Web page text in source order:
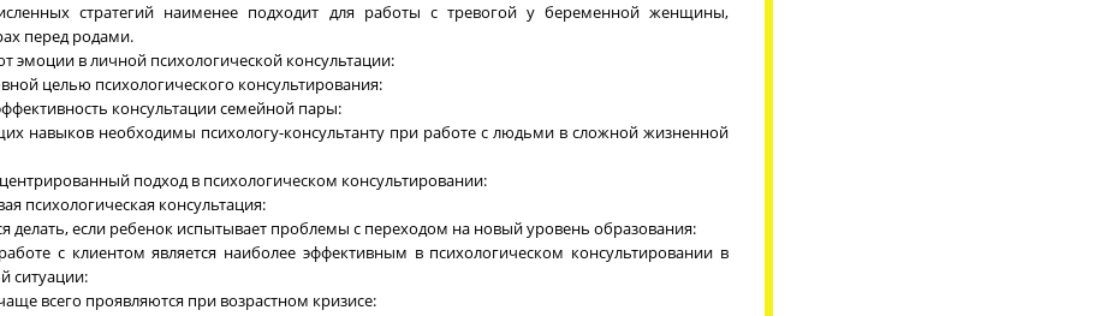
стратегий наименее подходит для работы с тревогой у беременной женщины,
перед родами.
эмоции в личной психологической консультации:
целью психологического консультирования:
консультации семейной пары:
навыков необходимы психологу-консультанту при работе с людьми в сложной жизненной
центрированный подход в психологическом консультировании:
психологическая консультация:
делать, если ребенок испытывает проблемы с переходом на новый уровень образования:
с клиентом является наиболее эффективным в психологическом консультировании в
ситуации:
всего проявляются при возрастном кризисе: